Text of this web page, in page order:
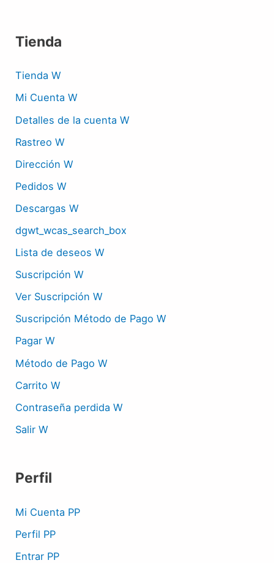
Tienda
Tienda W
Mi Cuenta W
Detalles de la cuenta W
Rastreo W
Dirección W
Pedidos W
Descargas W
dgwt_wcas_search_box
Lista de deseos W
Suscripción W
Ver Suscripción W
Suscripción Método de Pago W
Pagar W
Método de Pago W
Carrito W
Contraseña perdida W
Salir W
Perfil
Mi Cuenta PP
Perfil PP
Entrar PP